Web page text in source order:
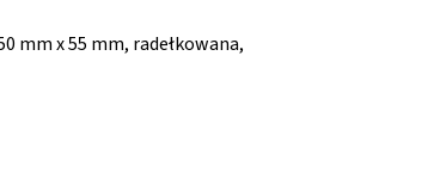
mm x 55 mm, radełkowana,